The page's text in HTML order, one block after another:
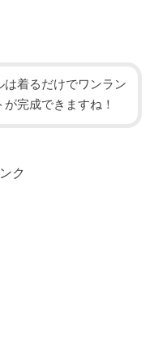
は着るだけでワンラン
完成できますね！
ク